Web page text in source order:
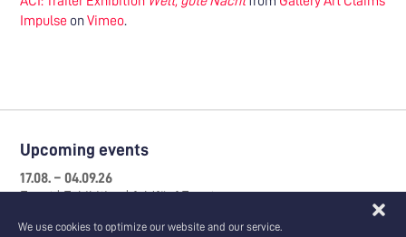
We use cookies to optimize our website and our service.
Impulse onVimeo.
Upcoming events
17.08. – 04.09.26
Event | Exhibition | feldfünf Event